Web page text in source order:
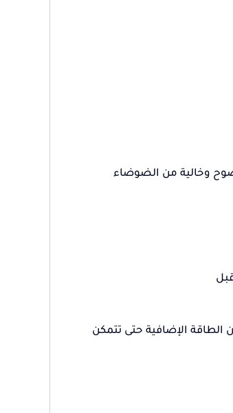
بشحنة واحدة.تتمتع علبة الشحن بما يصل إلى 65 ساعة من الطاقة الإضافية حتى تتمكن